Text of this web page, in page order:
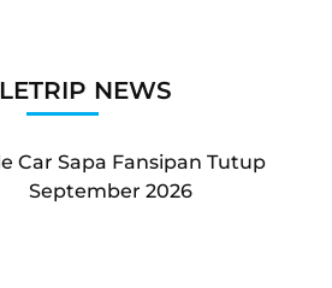
NEWS
Car Sapa Fansipan Tutup
September 2026